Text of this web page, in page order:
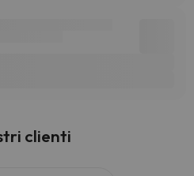
clienti